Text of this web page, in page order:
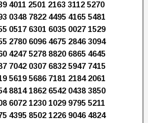
4011 2501 2163 3112 5270
0348 7822 4495 4165 5481
0517 6301 6035 0027 1529
2780 6096 4675 2846 3094
4247 5278 8820 6865 4645
7042 0307 6832 5947 7415
5619 5686 7181 2184 2061
8814 1862 6542 0438 3850
6072 1230 1029 9795 5211
4395 8502 1226 9046 4824